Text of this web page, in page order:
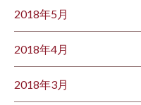
2018年5月
2018年4月
2018年3月